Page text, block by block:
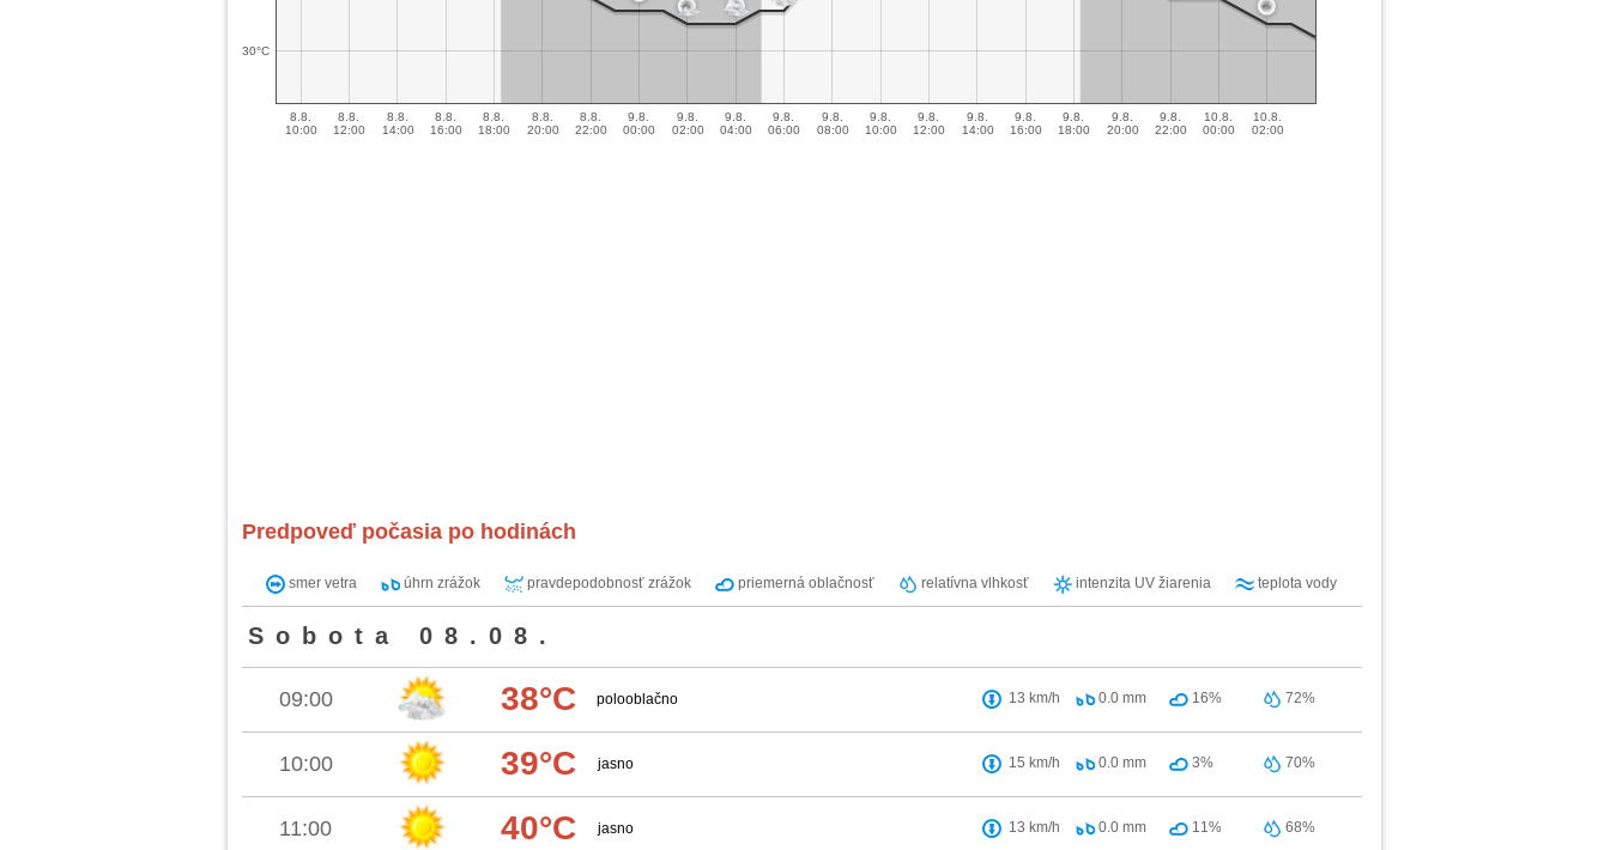
8.8.
10:00
8.8.
12:00
8.8.
14:00
8.8.
16:00
8.8.
18:00
8.8.
20:00
8.8.
22:00
9.8.
00:00
9.8.
02:00
9.8.
04:00
9.8.
06:00
9.8.
08:00
9.8.
10:00
9.8.
12:00
9.8.
14:00
9.8.
16:00
9.8.
18:00
9.8.
20:00
9.8.
22:00
10.8.
00:00
10.8.
02:00
30°C
Predpoveď počasia po hodinách
smer vetra úhrn zrážok pravdepodobnosť zrážok priemerná oblačnosť relatívna vlhkosť intenzita UV žiarenia teplota vody
Sobota 08.08.
09:00 38°C polooblačno 13 km/h 0.0 mm 16% 72%
10:00 39°C jasno 15 km/h 0.0 mm 3% 70%
11:00 40°C jasno 13 km/h 0.0 mm 11% 68%